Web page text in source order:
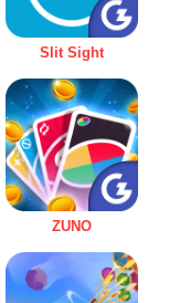
Slit Sight
ZUNO